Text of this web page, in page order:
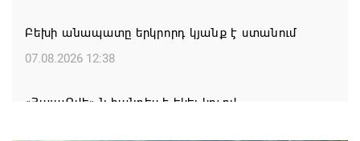
Բեխի անապատը երկրորդ կյանք է ստանում
07.08.2026 12:38
«ՀայաՔվե»-ն հանդես է եկել կոչով